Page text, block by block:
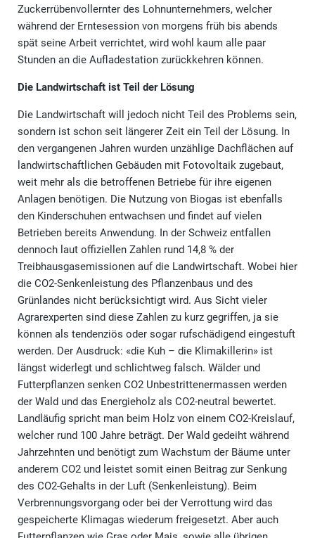
Zuckerrübenvollernter des Lohnunternehmers, welcher
während der Erntesession von morgens früh bis abends
spät seine Arbeit verrichtet, wird wohl kaum alle paar
Stunden an die Aufladestation zurückkehren können.
Die Landwirtschaft ist Teil der Lösung
Die Landwirtschaft will jedoch nicht Teil des Problems sein,
sondern ist schon seit längerer Zeit ein Teil der Lösung. In
den vergangenen Jahren wurden unzählige Dachflächen auf
landwirtschaftlichen Gebäuden mit Fotovoltaik zugebaut,
weit mehr als die betroffenen Betriebe für ihre eigenen
Anlagen benötigen. Die Nutzung von Biogas ist ebenfalls
den Kinderschuhen entwachsen und findet auf vielen
Betrieben bereits Anwendung. In der Schweiz entfallen
dennoch laut offiziellen Zahlen rund 14,8 % der
Treibhausgasemissionen auf die Landwirtschaft. Wobei hier
die CO2-Senkenleistung des Pflanzenbaus und des
Grünlandes nicht berücksichtigt wird. Aus Sicht vieler
Agrarexperten sind diese Zahlen zu kurz gegriffen, ja sie
können als tendenziös oder sogar rufschädigend eingestuft
werden. Der Ausdruck: «die Kuh – die Klimakillerin» ist
längst widerlegt und schlichtweg falsch. Wälder und
Futterpflanzen senken CO2 Unbestrittenermassen werden
der Wald und das Energieholz als CO2-neutral bewertet.
Landläufig spricht man beim Holz von einem CO2-Kreislauf,
welcher rund 100 Jahre beträgt. Der Wald gedeiht während
Jahrzehnten und benötigt zum Wachstum der Bäume unter
anderem CO2 und leistet somit einen Beitrag zur Senkung
des CO2-Gehalts in der Luft (Senkenleistung). Beim
Verbrennungsvorgang oder bei der Verrottung wird das
gespeicherte Klimagas wiederum freigesetzt. Aber auch